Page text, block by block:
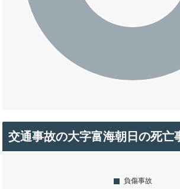
交通事故の大字富海朝日の死亡